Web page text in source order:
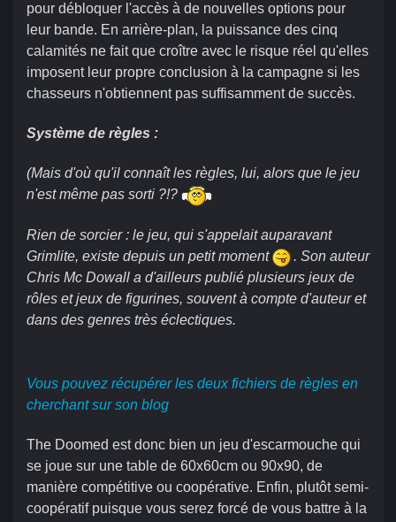
pour débloquer l'accès à de nouvelles options pour
leur bande. En arrière-plan, la puissance des cinq
calamités ne fait que croître avec le risque réel qu'elles
imposent leur propre conclusion à la campagne si les
chasseurs n'obtiennent pas suffisamment de succès.
Système de règles :
(Mais d'où qu'il connaît les règles, lui, alors que le jeu
n'est même pas sorti ?!?
Rien de sorcier : le jeu, qui s'appelait auparavant
Grimlite, existe depuis un petit moment
. Son auteur
Chris Mc Dowall a d'ailleurs publié plusieurs jeux de
rôles et jeux de figurines, souvent à compte d'auteur et
dans des genres très éclectiques.
Vous pouvez récupérer les deux fichiers de règles en
cherchant sur son blog
The Doomed est donc bien un jeu d'escarmouche qui
se joue sur une table de 60x60cm ou 90x90, de
manière compétitive ou coopérative. Enfin, plutôt semi-
coopératif puisque vous serez forcé de vous battre à la